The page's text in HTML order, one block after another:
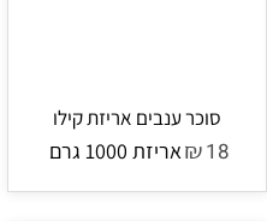
סוכר ענבים אריזת קילו
₪18 אריזת 1000 גרם